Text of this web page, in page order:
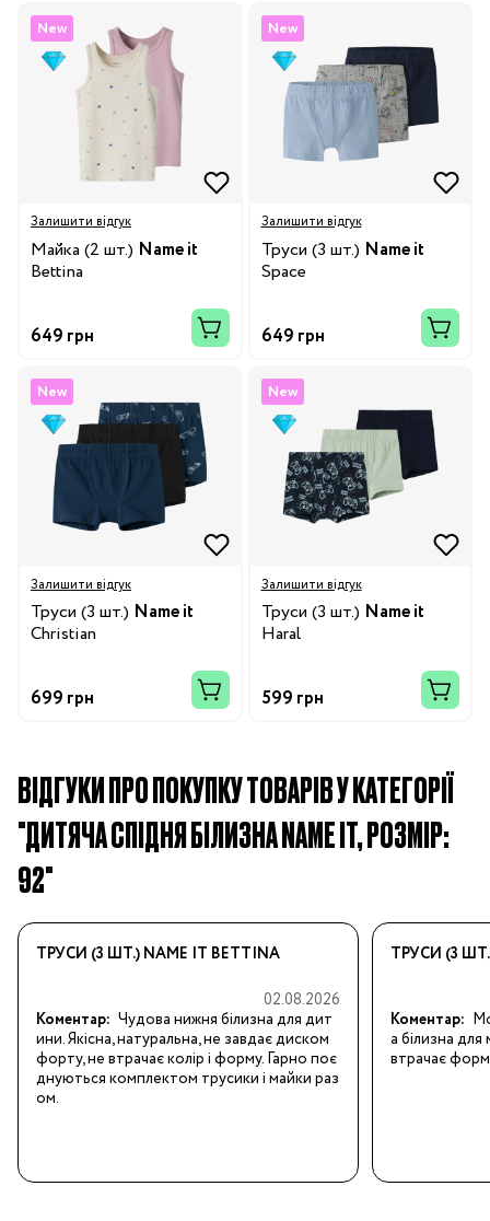
New
Залишити відгук
Майка (2 шт.) Name it
Bettina
649 грн
New
Залишити відгук
Труси (3 шт.) Name it
Space
649 грн
New
Залишити відгук
Труси (3 шт.) Name it
Christian
699 грн
New
Залишити відгук
Труси (3 шт.) Name it
Haral
599 грн
ВІДГУКИ ПРО ПОКУПКУ ТОВАРІВ У КАТЕГОРІЇ
"ДИТЯЧА СПІДНЯ БІЛИЗНА NAME IT, РОЗМІР:
92"
ТРУСИ (3 ШТ.) NAME IT BETTINA
02.08.2026
Коментар: Чудова нижня білизна для дит
ини. Якісна, натуральна, не завдає диском
форту, не втрачає колір і форму. Гарно поє
днуються комплектом трусики і майки раз
ом.
ТРУСИ (3
Коментар:
а білизна для
втрачає